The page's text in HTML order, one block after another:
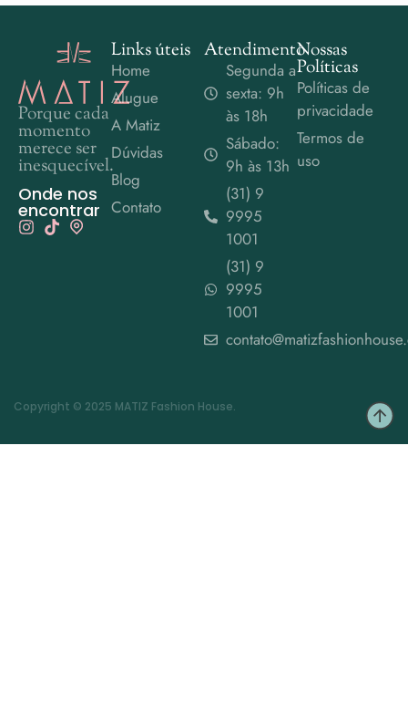
Porque cada
momento
merece ser
inesquecível.
Onde nos
encontrar
Links úteis
Home
Alugue
A Matiz
Dúvidas
Blog
Contato
Atendimento
Segunda a
sexta: 9h
às 18h
Sábado:
9h às 13h
(31) 9
9995
1001
(31) 9
9995
1001
Nossas
Políticas
Políticas de
privacidade
Termos de
uso
Copyright © 2025 MATIZ Fashion House.